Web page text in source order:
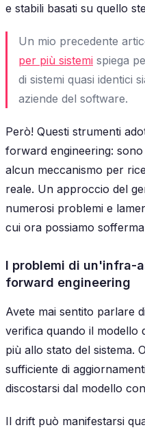
e stabili basati su quello
Un mio precedente
per più sistemi spiega
di sistemi quasi identici
aziende del software.
Però! Questi strumenti
forward engineering:
alcun meccanismo per
reale. Un approccio del
numerosi problemi e
cui ora possiamo
I problemi di un'infra-
forward engineering
Avete mai sentito parlare
verifica quando il modello
più allo stato del sistema.
sufficiente di
discostarsi dal modello
Il drift può manifestarsi